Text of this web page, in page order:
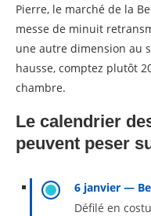
Pierre, le marché de la
messe de minuit
une autre dimension au
hausse, comptez plutôt
chambre.
Le calendrier
peuvent peser
6 janvier —
Défilé en